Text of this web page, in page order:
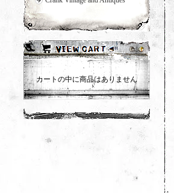
カートの中に商品はありません